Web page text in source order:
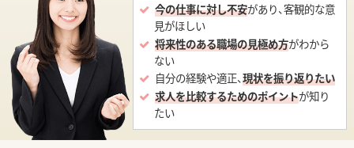
今の仕事に対し不安があり、客観的な意
見がほしい
将来性のある職場の見極め方がわから
ない
自分の経験や適正、現状を振り返りたい
求人を比較するためのポイントが知り
たい